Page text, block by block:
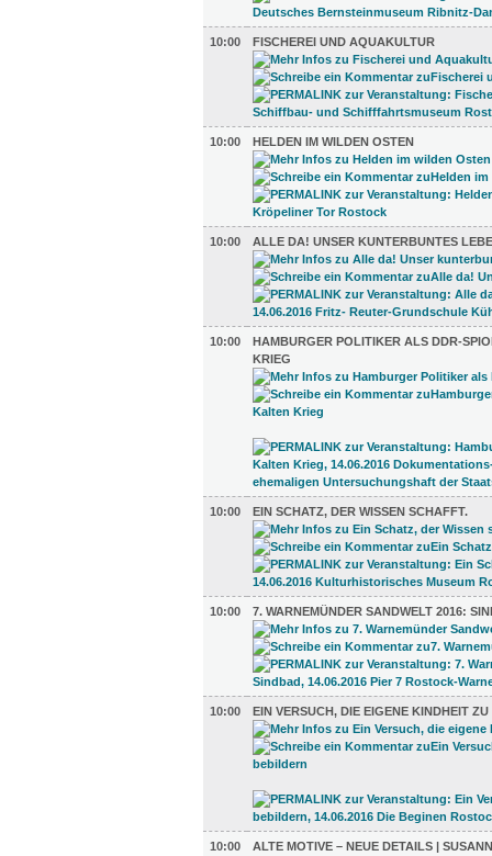
10:00 FISCHEREI UND AQUAKULTUR
10:00 HELDEN IM WILDEN OSTEN
10:00 ALLE DA! UNSER KUNTERBUNTES
10:00
HAMBURGER POLITIKER ALS DDR-
KRIEG
10:00 EIN SCHATZ, DER WISSEN SCHAFFT.
10:00 7. WARNEMÜNDER SANDWELT 2016:
10:00 EIN VERSUCH, DIE EIGENE KINDHEIT
10:00
ALTE MOTIVE – NEUE DETAILS |